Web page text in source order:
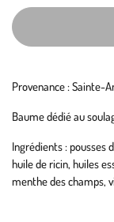
Provenance : Sainte-
Baume dédié au
Ingrédients : pousses
huile de ricin, huiles
menthe des champs,